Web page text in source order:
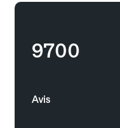
9700
Avis